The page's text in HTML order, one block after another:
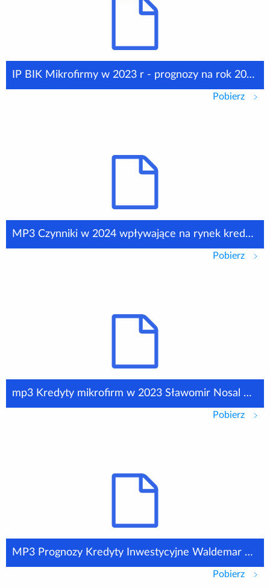
IP BIK Mikrofirmy w 2023 r - prognozy na rok 2024 06 02 2024
Pobierz IP
MP3 Czynniki w 2024 wpływające na rynek kredytów dla firm Waldemar Rogowski BIK
Pobierz
mp3 Kredyty mikrofirm w 2023 Sławomir Nosal BIK
Pobierz
MP3 Prognozy Kredyty Inwestycyjne Waldemar Rogowski BIK
Pobierz